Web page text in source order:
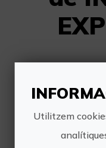
Tour
Utilitzem